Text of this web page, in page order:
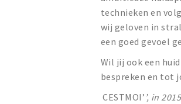
technieken en
wij geloven in
een goed gevoel
Wil jij ook een
bespreken en tot
CESTMOI’ ’, in